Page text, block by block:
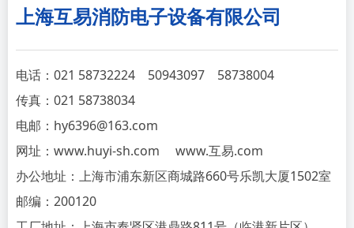
上海互易消防电子设备有限公司
电话：021 58732224 50943097 58738004
传真：021 58738034
电邮：hy6396@163.com
网址：www.huyi-sh.com www.互易.com
办公地址：上海市浦东新区商城路660号乐凯大厦1502室
邮编：200120